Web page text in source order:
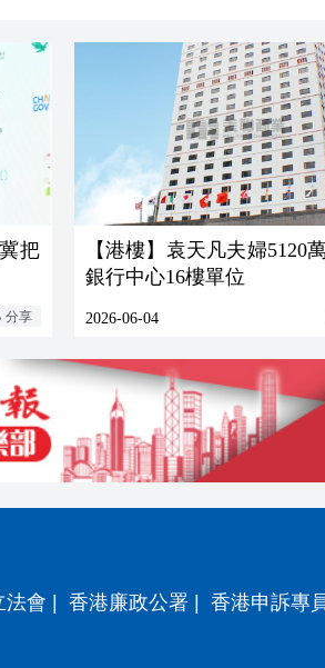
把
分享
【港樓】袁天凡夫婦5120
銀行中心16樓單位
2026-06-04
法會 | 香港廉政公署 | 香港申訴專